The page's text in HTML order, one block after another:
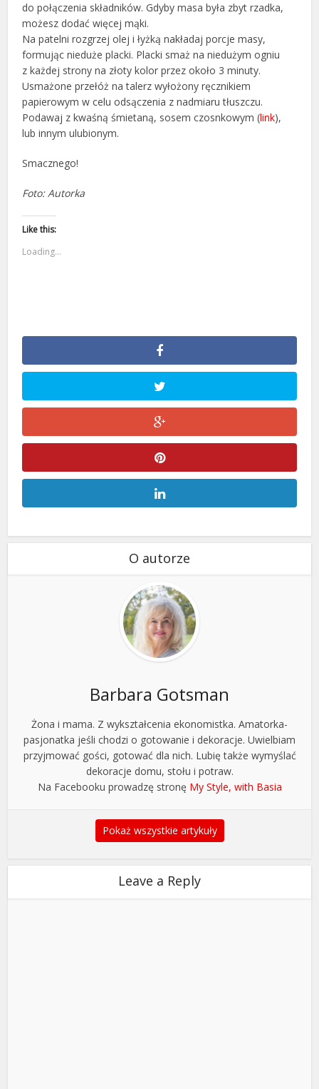
do połączenia składników. Gdyby masa była zbyt rzadka,
możesz dodać więcej mąki.
Na patelni rozgrzej olej i łyżką nakładaj porcje masy,
formując nieduże placki. Placki smaż na niedużym ogniu
z każdej strony na złoty kolor przez około 3 minuty.
Usmażone przełóż na talerz wyłożony ręcznikiem
papierowym w celu odsączenia z nadmiaru tłuszczu.
Podawaj z kwaśną śmietaną, sosem czosnkowym (link),
lub innym ulubionym.
Smacznego!
Foto: Autorka
Like this:
Loading...
O autorze
Barbara Gotsman
Żona i mama. Z wykształcenia ekonomistka. Amatorka-
pasjonatka jeśli chodzi o gotowanie i dekoracje. Uwielbiam
przyjmować gości, gotować dla nich. Lubię także wymyślać
dekoracje domu, stołu i potraw.
Na Facebooku prowadzę stronę My Style, with Basia
Pokaż wszystkie artykuły
Leave a Reply